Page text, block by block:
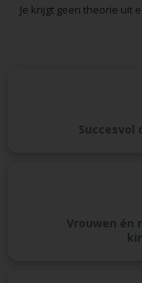
Je krijgt geen theorie uit
Succesvol
Vrouwen én